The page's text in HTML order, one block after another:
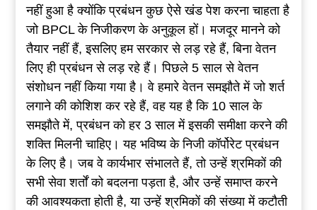
नहीं हुआ है क्योंकि प्रबंधन कुछ ऐसे खंड पेश करना चाहता है
जो BPCL के निजीकरण के अनुकूल हों। मजदूर मानने को
तैयार नहीं हैं, इसलिए हम सरकार से लड़ रहे हैं, बिना वेतन
लिए ही प्रबंधन से लड़ रहे हैं। पिछले 5 साल से वेतन
संशोधन नहीं किया गया है। वे हमारे वेतन समझौते में जो शर्त
लगाने की कोशिश कर रहे हैं, वह यह है कि 10 साल के
समझौते में, प्रबंधन को हर 3 साल में इसकी समीक्षा करने की
शक्ति मिलनी चाहिए। यह भविष्य के निजी कॉर्पोरेट प्रबंधन
के लिए है। जब वे कार्यभार संभालते हैं, तो उन्हें श्रमिकों की
सभी सेवा शर्तों को बदलना पड़ता है, और उन्हें समाप्त करने
की आवश्यकता होती है, या उन्हें श्रमिकों की संख्या में कटौती